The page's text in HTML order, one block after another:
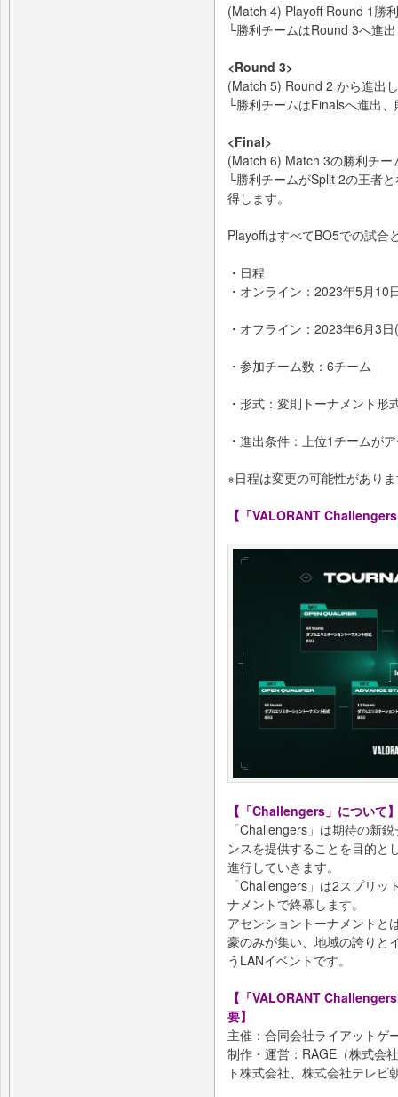
(Match 4) Playoff Round 1勝
└勝利チームはRound 3へ進
<Round 3>
(Match 5) Round 2 から進出
└勝利チームはFinalsへ進出
<Final>
(Match 6) Match 3の勝利チ
└勝利チームがSplit 2の王者
得します。
PlayoffはすべてBO5での試合
・日程
・オンライン：2023年5月10
・オフライン：2023年6月3
・参加チーム数：6チーム
・形式：変則トーナメント形
・進出条件：上位1チームが
※日程は変更の可能性があり
【「VALORANT
【「Challengers」について
「Challengers」は期待の新
ンスを提供することを目的と
進行していきます。
「Challengers」は2スプリ
ナメントで終幕します。
アセンショントーナメントと
豪のみが集い、地域の誇りと
うLANイベントです。
【「VALORANT
要】
主催：合同会社ライアットゲ
制作・運営：RAGE（株式会
ト株式会社、株式会社テレビ